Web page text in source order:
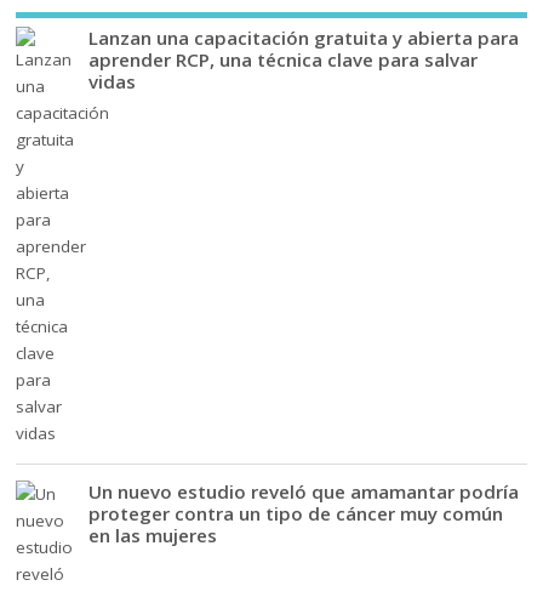
Lanzan una capacitación gratuita y abierta para
aprender RCP, una técnica clave para salvar
vidas
Un nuevo estudio reveló que amamantar podría
proteger contra un tipo de cáncer muy común
en las mujeres